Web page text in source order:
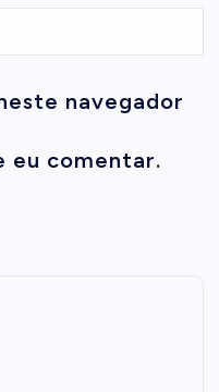
navegador
eu comentar.